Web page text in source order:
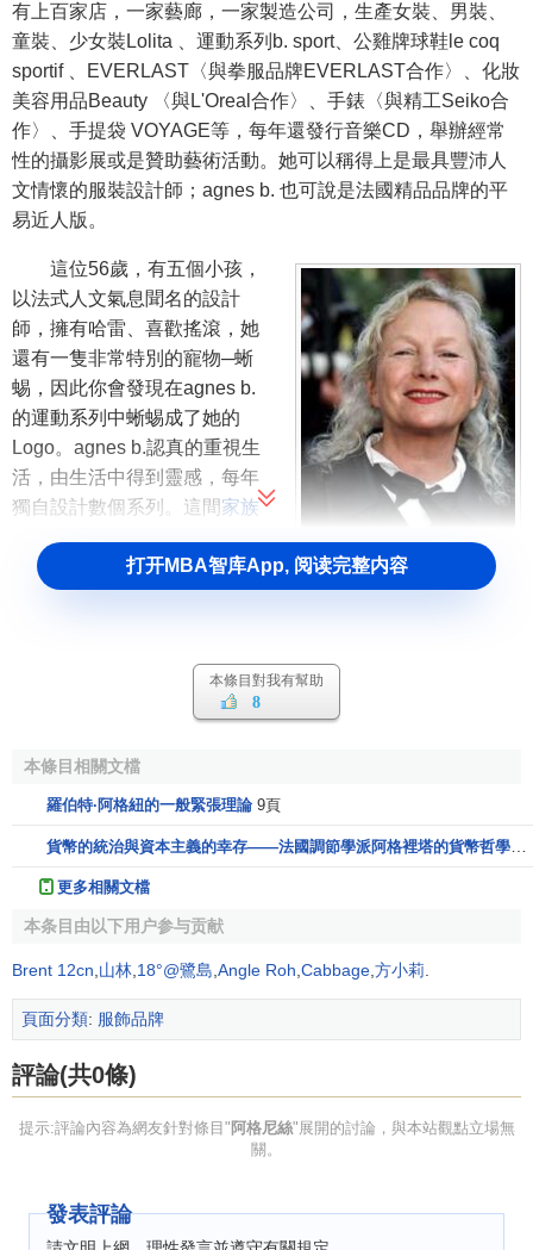
有上百家店，一家藝廊，一家製造公司，生產女裝、男裝、
童裝、少女裝Lolita 、運動系列b. sport、公雞牌球鞋le coq
sportif 、EVERLAST〈與拳服品牌EVERLAST合作〉、化妝
美容用品Beauty 〈與L'Oreal合作〉、手錶〈與精工Seiko合
作〉、手提袋 VOYAGE等，每年還發行音樂CD，舉辦經常
性的攝影展或是贊助藝術活動。她可以稱得上是最具豐沛人
文情懷的服裝設計師；agnes b. 也可說是法國精品品牌的平
易近人版。
阿格尼絲(Agnes b)
這位56歲，有五個小孩，
以法式人文氣息聞名的設計
師，擁有哈雷、喜歡搖滾，她
還有一隻非常特別的寵物─蜥
蜴，因此你會發現在agnes b.
的運動系列中蜥蜴成了她的
Logo。agnes b.認真的重視生
活，由生活中得到靈感，每年
獨自設計數個系列。這間家族
自然同步成長！agnes b. 一直
挑戰於一貫流行的模式，她不
行帶入給那些不跟隨流行的另
一派時尚人中。agnes b.的設計，線條簡潔、剪裁合宜、色
百四十九種顏色的經典暗扣設計外套Snap Cardigan，在法國
平均兩人一件的實力，更幾乎成了法國人的
agnes b.的時裝發表從來都不矯飾做作，「我並不想做
一名出類拔萃的設計師！」她就是這麼自然，這麼的與眾不
同，這麼的帶有藝術風情，這就是 agnes b.。
談起法國風尚，幾乎與絢麗明艷、瑰麗色彩、神乎其技
者的距離，然而agnes b.卻自成一格，勇於向現實世界挑
質材，結合沉靜清晰的色調，藉由平易近人的處理手法，提
適意的愜意氛圍，已成為此 品牌的貫穿思想。
告行銷費用中，agnes b正好背道而馳，不盲目追求流行，不
打开MBA智库App, 阅读完整内容
本條目對我有幫助
8
本條目相關文檔
羅伯特·阿格紐的一般緊張理論 9頁
貨幣的統治與資本主義的幸存——法國調節學派阿格裡塔的貨幣哲學觀及其評價
更多相關文檔
本条目由以下用户参与贡献
Brent 12cn 山林 18°@鷺島 Angle Roh Cabbage 方小莉
頁面分類: 服飾品牌
評論(共0條)
提示:評論內容為網友針對條目"阿格尼絲"展開的討論，與本站觀點立場無
關。
發表評論